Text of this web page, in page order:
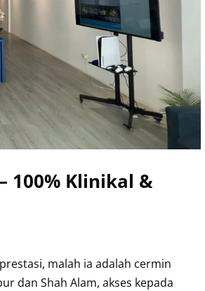
100% Klinikal &
malah ia adalah cermin
dan Shah Alam, akses kepada